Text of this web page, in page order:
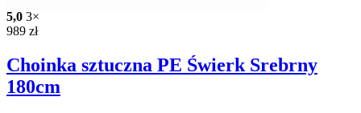
5,0 3×
989 zł
Choinka sztuczna PE Świerk Srebrny
180cm